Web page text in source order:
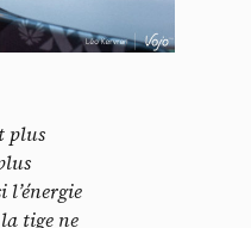
plus
l’énergie
tige ne